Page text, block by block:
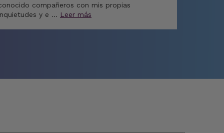
compañeros con mis propias
y e … Leer más